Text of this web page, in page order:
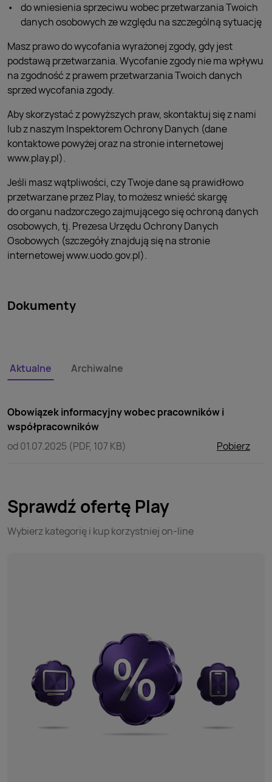
do wniesienia sprzeciwu wobec przetwarzania Twoich
danych osobowych ze względu na szczególną sytuację
Masz prawo do wycofania wyrażonej zgody, gdy jest
podstawą przetwarzania. Wycofanie zgody nie ma wpływu
na zgodność z prawem przetwarzania Twoich danych
sprzed wycofania zgody.
Aby skorzystać z powyższych praw, skontaktuj się z nami
lub z naszym Inspektorem Ochrony Danych (dane
kontaktowe powyżej oraz na stronie internetowej
www.play.pl).
Jeśli masz wątpliwości, czy Twoje dane są prawidłowo
przetwarzane przez Play, to możesz wnieść skargę
do organu nadzorczego zajmującego się ochroną danych
osobowych, tj. Prezesa Urzędu Ochrony Danych
Osobowych (szczegóły znajdują się na stronie
internetowej www.uodo.gov.pl).
Dokumenty
Aktualne Archiwalne
Obowiązek informacyjny wobec pracowników i
współpracowników
od 01.07.2025 (PDF, 107 KB)
Pobierz
Sprawdź ofertę Play
Wybierz kategorię i kup korzystniej on-line